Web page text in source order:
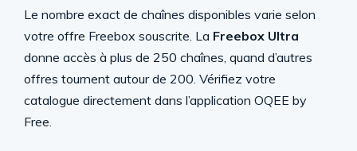
Le nombre exact de chaînes disponibles varie selon
votre offre Freebox souscrite. La Freebox Ultra
donne accès à plus de 250 chaînes, quand d’autres
offres tournent autour de 200. Vérifiez votre
catalogue directement dans l’application OQEE by
Free.